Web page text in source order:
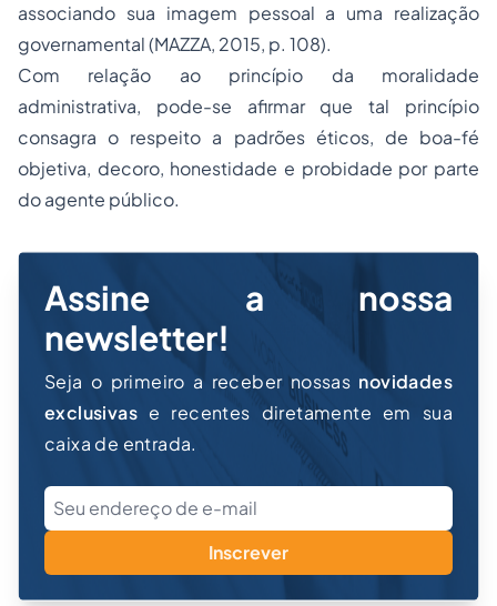
associando sua imagem pessoal a uma realização
governamental (MAZZA, 2015, p. 108).
Com relação ao princípio da moralidade
administrativa, pode-se afirmar que tal princípio
consagra o respeito a padrões éticos, de boa-fé
objetiva, decoro, honestidade e probidade por parte
do agente público.
Assine a nossa
newsletter!
Seja o primeiro a receber nossas novidades
exclusivas e recentes diretamente em sua
caixa de entrada.
Inscrever